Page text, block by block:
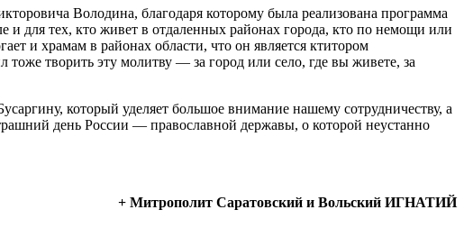
Володина, благодаря которому была реализована программа
и для тех, кто живет в отдаленных районах города, кто по немощи или
и храмам в районах области, что он является ктитором
творить эту молитву — за город или село, где вы живете, за
который уделяет большое внимание нашему сотрудничеству, а
день России — православной державы, о которой неустанно
+ Митрополит Саратовский и Вольский ИГНАТИЙ